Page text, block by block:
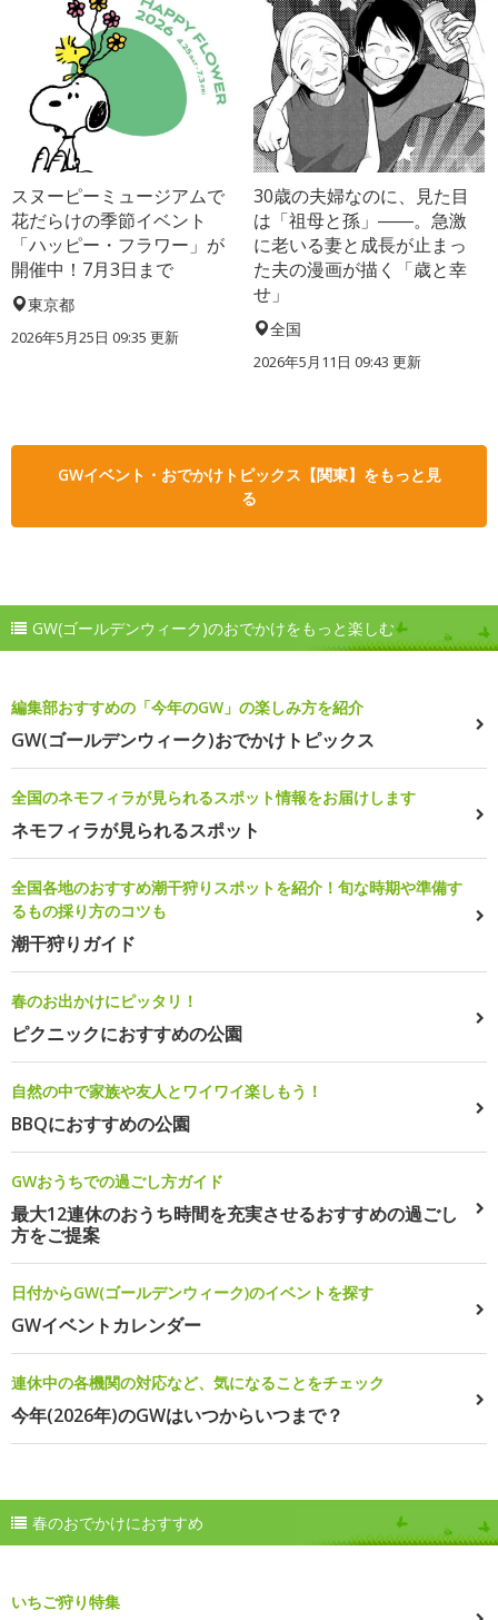
スヌーピーミュージアムで
花だらけの季節イベント
「ハッピー・フラワー」が
開催中！7月3日まで
東京都
2026年5月25日 09:35 更新
30歳の夫婦なのに、見た目
は「祖母と孫」――。急激
に老いる妻と成長が止まっ
た夫の漫画が描く「歳と幸
せ」
全国
2026年5月11日 09:43 更新
GWイベント・おでかけトピックス【関東】をもっと見
る
GW(ゴールデンウィーク)のおでかけをもっと楽しむ
編集部おすすめの「今年のGW」の楽しみ方を紹介
GW(ゴールデンウィーク)おでかけトピックス
全国のネモフィラが見られるスポット情報をお届けします
ネモフィラが見られるスポット
全国各地のおすすめ潮干狩りスポットを紹介！旬な時期や準備す
るもの採り方のコツも
潮干狩りガイド
春のお出かけにピッタリ！
ピクニックにおすすめの公園
自然の中で家族や友人とワイワイ楽しもう！
BBQにおすすめの公園
GWおうちでの過ごし方ガイド
最大12連休のおうち時間を充実させるおすすめの過ごし
方をご提案
日付からGW(ゴールデンウィーク)のイベントを探す
GWイベントカレンダー
連休中の各機関の対応など、気になることをチェック
今年(2026年)のGWはいつからいつまで？
春のおでかけにおすすめ
いちご狩り特集